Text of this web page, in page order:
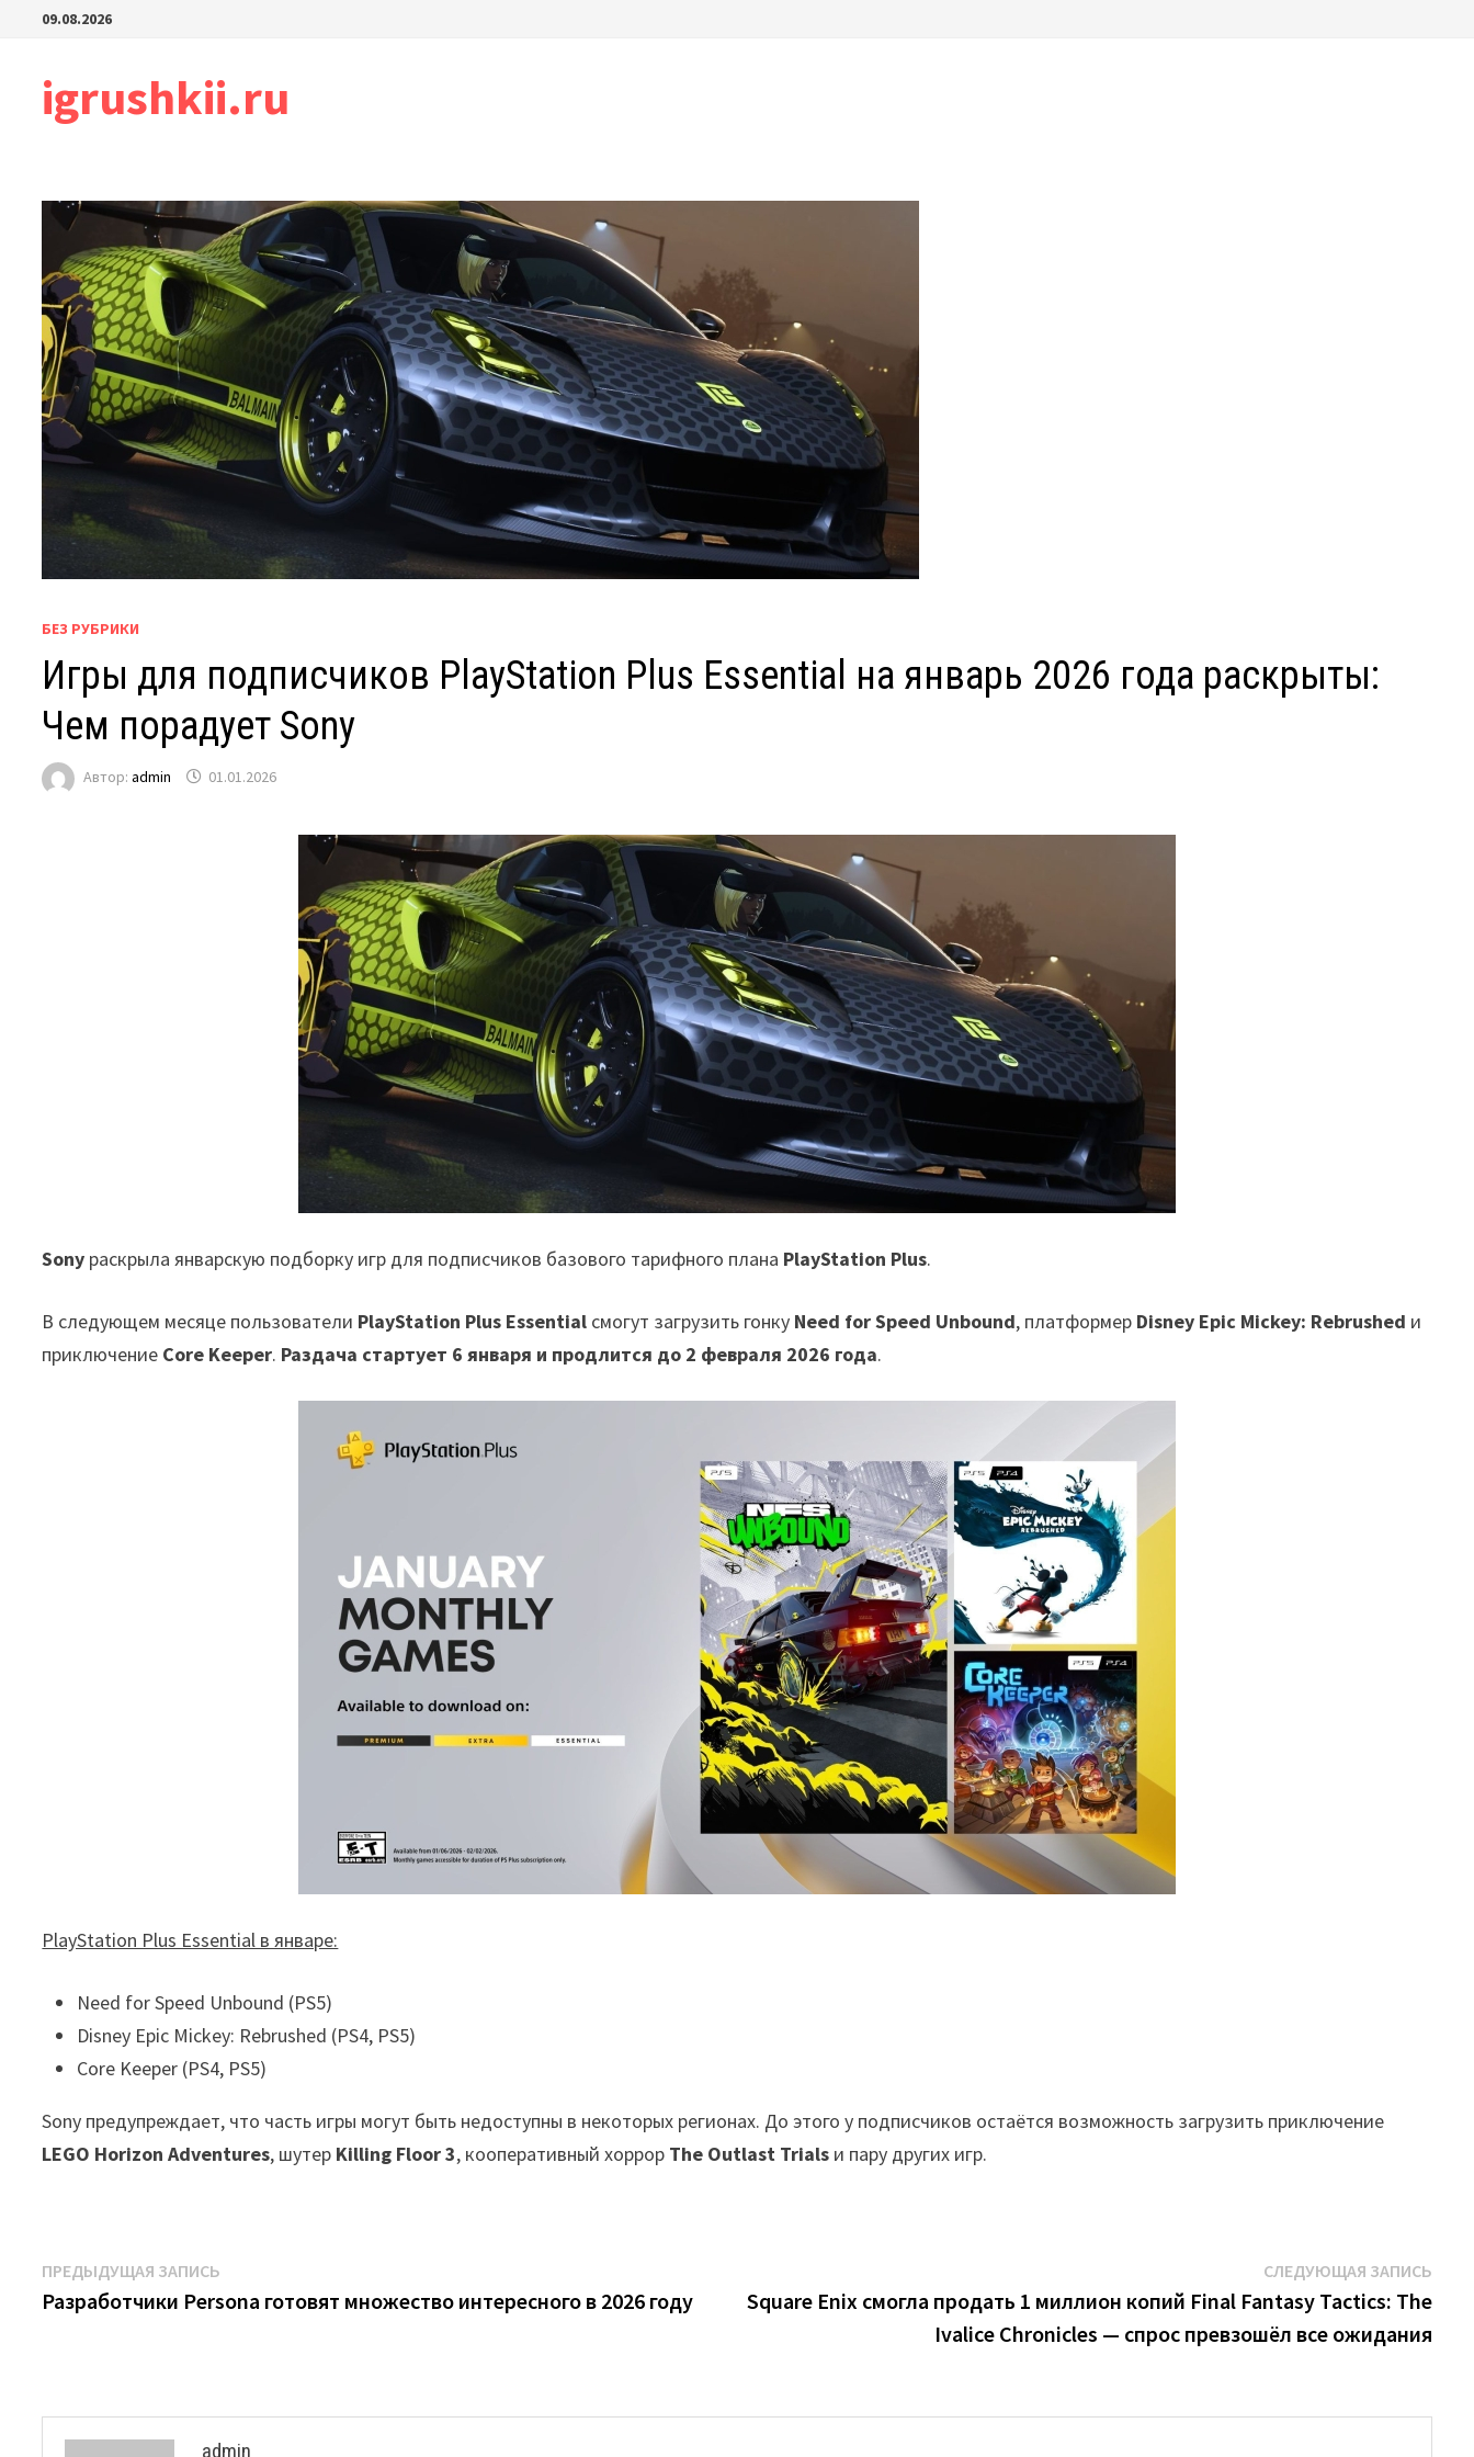
Перейти09.08.2026
igrushkii.ru
БЕЗ РУБРИКИ
Игры для подписчиков PlayStation Plus Essential на январь 2026 года раскрыты:
Чем порадует Sony
Автор:admin 01.01.2026
Sony раскрыла январскую подборку игр для подписчиков базового тарифного плана PlayStation Plus.
В следующем месяце пользователи PlayStation Plus Essential смогут загрузить гонку Need for Speed Unbound, платформер Disney Epic Mickey: Rebrushed и
приключение Core Keeper. Раздача стартует 6 января и продлится до 2 февраля 2026 года.
PlayStation Plus Essential в январе:
Need for Speed Unbound (PS5)
Disney Epic Mickey: Rebrushed (PS4, PS5)
Core Keeper (PS4, PS5)
Sony предупреждает, что часть игры могут быть недоступны в некоторых регионах. До этого у подписчиков остаётся возможность загрузить приключение
LEGO Horizon Adventures, шутер Killing Floor 3, кооперативный хоррор The Outlast Trials и пару других игр.
Навигация
по
ПРЕДЫДУЩАЯ ЗАПИСЬ
запись:
Разработчики Persona готовят множество интересного в 2026 году
СЛЕДУЮЩАЯ ЗАПИСЬ
Square Enix смогла продать 1 миллион копий Final Fantasy Tactics: The
Ivalice Chronicles — спрос превзошёл все ожидания
admin